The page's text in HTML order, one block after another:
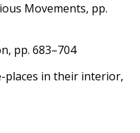
Movements, pp.
pp. 683–704
places in their interior,